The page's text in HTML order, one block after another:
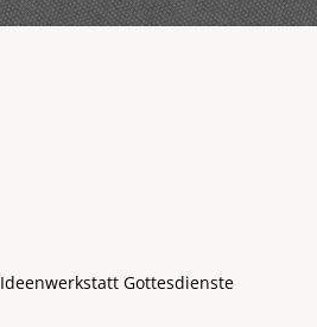
Ideenwerkstatt Gottesdienste